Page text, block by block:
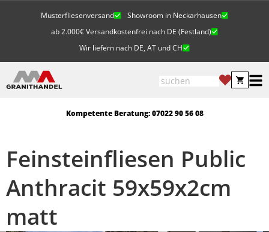
Musterfliesenversand
Showroom in Neckarhausen
ab 2.000€ Versandkostenfrei nach DE (Festland)
Wir liefern nach DE, AT und CH
Kompetente Beratung: 07022 90 56 08
Feinsteinfliesen Public
Anthracit 59x59x2cm
matt